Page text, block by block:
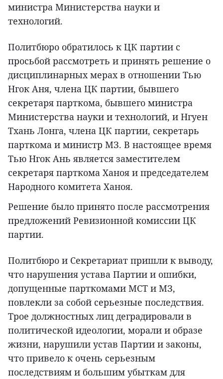
министра Министерства науки и
технологий.
Политбюро обратилось к ЦК партии с
просьбой рассмотреть и принять решение о
дисциплинарных мерах в отношении Тью
Нгок Аня, члена ЦК партии, бывшего
секретаря парткома, бывшего министра
Министерства науки и технологий, и Нгуен
Тхань Лонга, члена ЦК партии, секретарь
парткома и министр МЗ. В настоящее время
Тью Нгок Ань является заместителем
секретаря парткома Ханоя и председателем
Народного комитета Ханоя.
Решение было принято после рассмотрения
предложений Ревизионной комиссии ЦК
партии.
Политбюро и Секретариат пришли к выводу,
что нарушения устава Партии и ошибки,
допущенные парткомами МСТ и МЗ,
повлекли за собой серьезные последствия.
Трое должностных лиц деградировали в
политической идеологии, морали и образе
жизни, нарушили устав Партии и законы,
что привело к очень серьезным
последствиям и большим убыткам для